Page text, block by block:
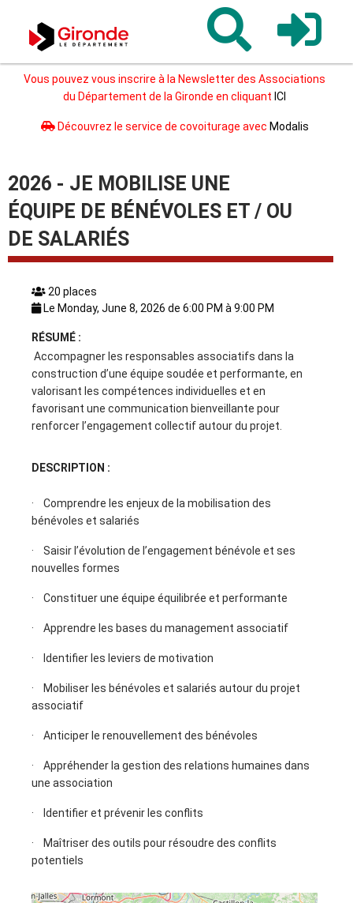
Gironde
Vous pouvez vous inscrire à la Newsletter des Associations
du Département de la Gironde en cliquant ICI
Découvrez le service de covoiturage avec Modalis
2026 - JE MOBILISE UNE
ÉQUIPE DE BÉNÉVOLES ET / OU
DE SALARIÉS
20 places
Le Monday, June 8, 2026 de 6:00 PM à 9:00 PM
RÉSUMÉ :
Accompagner les responsables associatifs dans la
construction d’une équipe soudée et performante, en
valorisant les compétences individuelles et en
favorisant une communication bienveillante pour
renforcer l’engagement collectif autour du projet.
DESCRIPTION :
· Comprendre les enjeux de la mobilisation des
bénévoles et salariés
· Saisir l’évolution de l’engagement bénévole et ses
nouvelles formes
· Constituer une équipe équilibrée et performante
· Apprendre les bases du management associatif
· Identifier les leviers de motivation
· Mobiliser les bénévoles et salariés autour du projet
associatif
· Anticiper le renouvellement des bénévoles
· Appréhender la gestion des relations humaines dans
une association
· Identifier et prévenir les conflits
· Maîtriser des outils pour résoudre des conflits
potentiels